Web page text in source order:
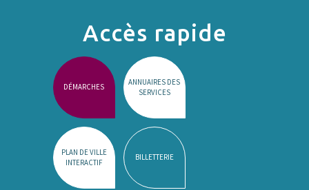
Accès rapide
DÉMARCHES
ANNUAIRES DES
SERVICES
PLAN DE VILLE
INTERACTIF
BILLETTERIE